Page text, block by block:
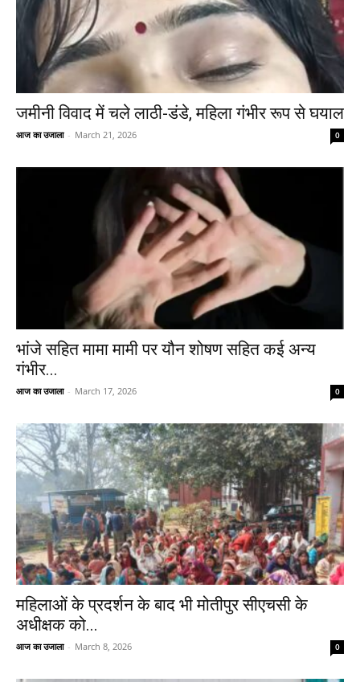
जमीनी विवाद में चले लाठी-डंडे, महिला गंभीर रूप से घयाल
आज का उजाला - March 21, 2026 0
भांजे सहित मामा मामी पर यौन शोषण सहित कई अन्य
गंभीर...
आज का उजाला - March 17, 2026 0
महिलाओं के प्रदर्शन के बाद भी मोतीपुर सीएचसी के
अधीक्षक को...
आज का उजाला - March 8, 2026 0